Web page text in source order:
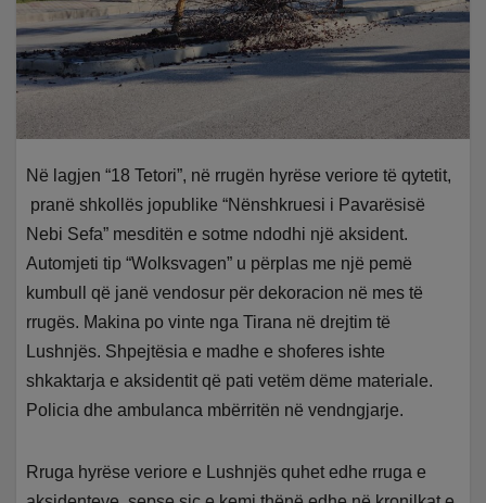
Në lagjen “18 Tetori”, në rrugën hyrëse veriore të qytetit,
pranë shkollës jopublike “Nënshkruesi i Pavarësisë
Nebi Sefa” mesditën e sotme ndodhi një aksident.
Automjeti tip “Wolksvagen” u përplas me një pemë
kumbull që janë vendosur për dekoracion në mes të
rrugës. Makina po vinte nga Tirana në drejtim të
Lushnjës. Shpejtësia e madhe e shoferes ishte
shkaktarja e aksidentit që pati vetëm dëme materiale.
Policia dhe ambulanca mbërritën në vendngjarje.
Rruga hyrëse veriore e Lushnjës quhet edhe rruga e